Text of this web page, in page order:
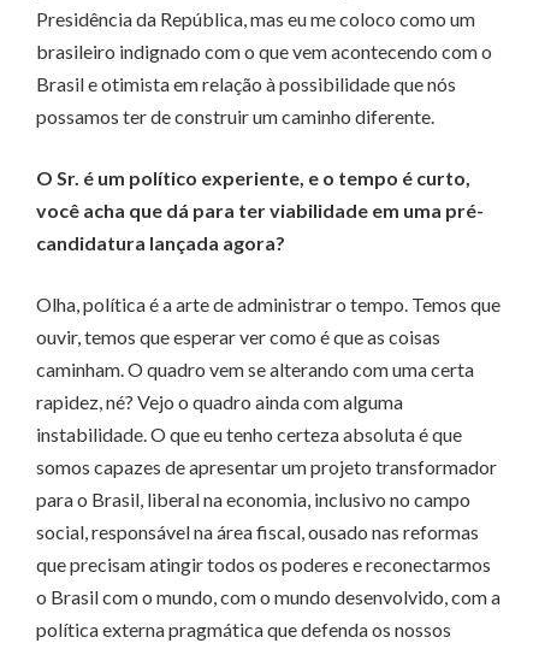
Presidência da República, mas eu me coloco como um
brasileiro indignado com o que vem acontecendo com o
Brasil e otimista em relação à possibilidade que nós
possamos ter de construir um caminho diferente.
O Sr. é um político experiente, e o tempo é curto,
você acha que dá para ter viabilidade em uma pré-
candidatura lançada agora?
Olha, política é a arte de administrar o tempo. Temos que
ouvir, temos que esperar ver como é que as coisas
caminham. O quadro vem se alterando com uma certa
rapidez, né? Vejo o quadro ainda com alguma
instabilidade. O que eu tenho certeza absoluta é que
somos capazes de apresentar um projeto transformador
para o Brasil, liberal na economia, inclusivo no campo
social, responsável na área fiscal, ousado nas reformas
que precisam atingir todos os poderes e reconectarmos
o Brasil com o mundo, com o mundo desenvolvido, com a
política externa pragmática que defenda os nossos